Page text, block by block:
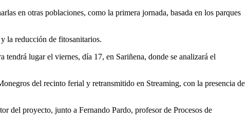
en otras poblaciones, como la primera jornada, basada en los parques
la reducción de fitosanitarios.
lugar el viernes, día 17, en Sariñena, donde se analizará el
del recinto ferial y retransmitido en Streaming, con la presencia de
del proyecto, junto a Fernando Pardo, profesor de Procesos de